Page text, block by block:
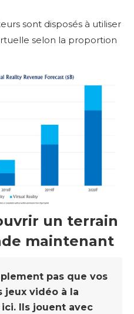
sont disposés à utiliser
selon la proportion
un terrain
maintenant
pas que vos
jeux vidéo à la
Ils jouent avec